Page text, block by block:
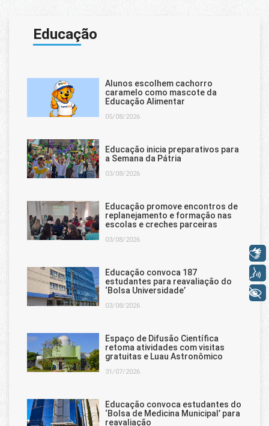
Educação
Alunos escolhem cachorro
caramelo como mascote da
Educação Alimentar
05/08/2026
Educação inicia preparativos para
a Semana da Pátria
03/08/2026
Educação promove encontros de
replanejamento e formação nas
escolas e creches parceiras
03/08/2026
Educação convoca 187
estudantes para reavaliação do
‘Bolsa Universidade’
03/08/2026
Espaço de Difusão Científica
retoma atividades com visitas
gratuitas e Luau Astronômico
31/07/2026
Educação convoca estudantes do
‘Bolsa de Medicina Municipal’ para
reavaliação
+ Acessibilidade